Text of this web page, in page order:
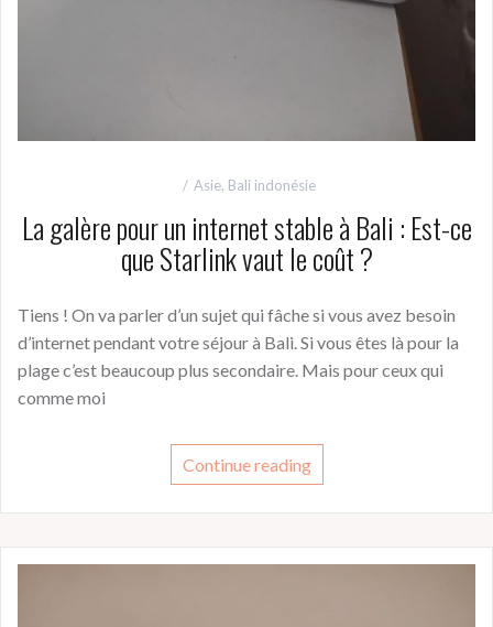
Asie, Bali indonésie
La galère pour un internet stable à Bali : Est-ce
que Starlink vaut le coût ?
Tiens ! On va parler d’un sujet qui fâche si vous avez besoin
d’internet pendant votre séjour à Bali. Si vous êtes là pour la
plage c’est beaucoup plus secondaire. Mais pour ceux qui
comme moi
Continue reading